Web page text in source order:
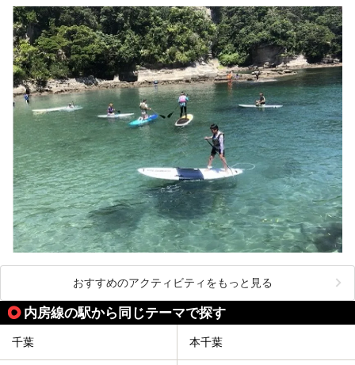
おすすめのアクティビティをもっと見る
内房線の駅から同じテーマで探す
千葉 本千葉